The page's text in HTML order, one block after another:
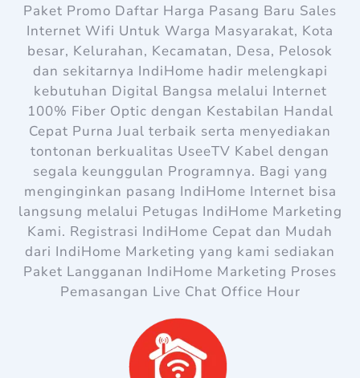
Paket Promo Daftar Harga Pasang Baru Sales
Internet Wifi Untuk Warga Masyarakat, Kota
besar, Kelurahan, Kecamatan, Desa, Pelosok
dan sekitarnya IndiHome hadir melengkapi
kebutuhan Digital Bangsa melalui Internet
100% Fiber Optic dengan Kestabilan Handal
Cepat Purna Jual terbaik serta menyediakan
tontonan berkualitas UseeTV Kabel dengan
segala keunggulan Programnya. Bagi yang
menginginkan pasang IndiHome Internet bisa
langsung melalui Petugas IndiHome Marketing
Kami. Registrasi IndiHome Cepat dan Mudah
dari IndiHome Marketing yang kami sediakan
Paket Langganan IndiHome Marketing Proses
Pemasangan Live Chat Office Hour